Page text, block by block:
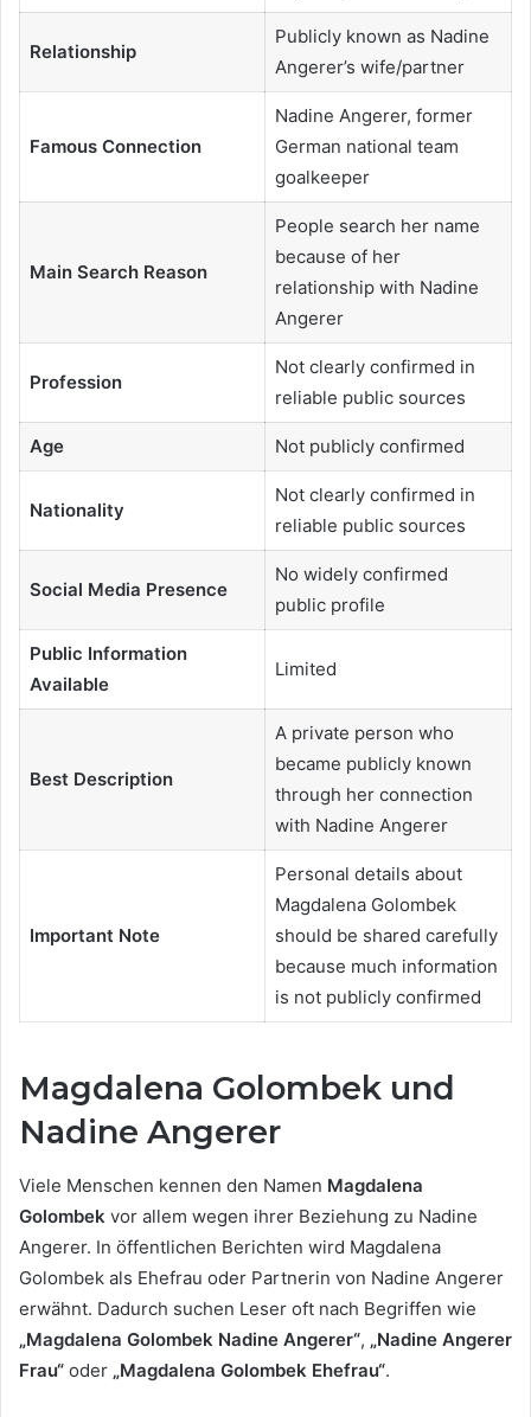
Relationship
Publicly known as Nadine
Angerer’s wife/partner
Famous Connection
Nadine Angerer, former
German national team
goalkeeper
Main Search Reason
People search her name
because of her
relationship with Nadine
Angerer
Profession
Not clearly confirmed in
reliable public sources
Age Not publicly confirmed
Nationality
Not clearly confirmed in
reliable public sources
Social Media Presence
No widely confirmed
public profile
Public Information
Available
Limited
Best Description
A private person who
became publicly known
through her connection
with Nadine Angerer
Important Note
Personal details about
Magdalena Golombek
should be shared carefully
because much information
is not publicly confirmed
Magdalena Golombek und
Nadine Angerer
Viele Menschen kennen den Namen Magdalena
Golombek vor allem wegen ihrer Beziehung zu Nadine
Angerer. In öffentlichen Berichten wird Magdalena
Golombek als Ehefrau oder Partnerin von Nadine Angerer
erwähnt. Dadurch suchen Leser oft nach Begriffen wie
„Magdalena Golombek Nadine Angerer“, „Nadine Angerer
Frau“ oder „Magdalena Golombek Ehefrau“.